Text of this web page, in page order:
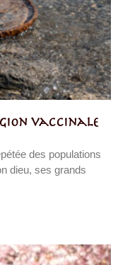
vaccinale
des populations
dieu, ses grands